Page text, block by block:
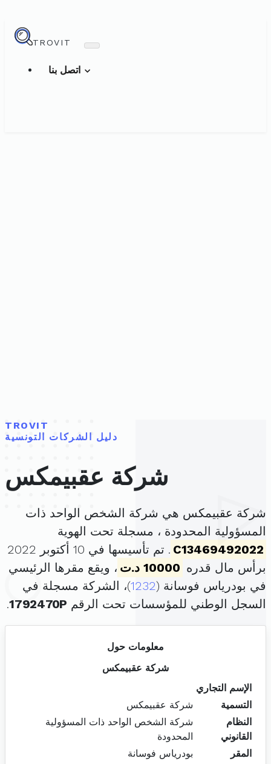
TROVIT
TROVIT
دليل الشركات التونسية
شركة عقبيمكس
شركة عقبيمكس هي شركة الشخص الواحد ذات
المسؤولية المحدودة ، مسجلة تحت الهوية
C13469492022
. تم تأسيسها في 10 أكتوبر 2022
برأس مال قدره 10000 د.ت
، ويقع مقرها الرئيسي
في بودرياس فوسانة (1232)، الشركة مسجلة في
السجل الوطني للمؤسسات تحت الرقم 1792470P
.
معلومات حول
شركة عقبيمكس
الإسم التجاري
التسمية
شركة عقبيمكس
النظام
القانوني
شركة الشخص الواحد ذات المسؤولية
المحدودة
المقر
بودرياس فوسانة